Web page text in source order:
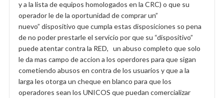
y a la lista de equipos homologados en la CRC) o que su
operador le de la oportunidad de comprar un”
nuevo” dispositivo que cumpla estas disposiciones so pena
de no poder prestarle el servicio por que su “dispositivo”
puede atentar contra la RED, un abuso completo que solo
le da mas campo de accion a los operdores para que sigan
cometiendo abusos en contra de los usuarios y que a la
larga les otorga un cheque en blanco para que los
operadores sean los UNICOS que puedan comercializar